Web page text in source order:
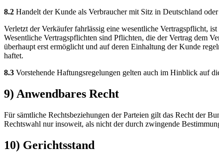
8.2 Handelt der Kunde als Verbraucher mit Sitz in Deutschland
Verletzt der Verkäufer fahrlässig eine wesentliche Vertragspflicht,
Wesentliche Vertragspflichten sind Pflichten, die der Vertrag dem
überhaupt erst ermöglicht und auf deren Einhaltung der Kunde
haftet.
8.3 Vorstehende Haftungsregelungen gelten auch im Hinblick auf
9) Anwendbares Recht
Für sämtliche Rechtsbeziehungen der Parteien gilt das Recht der
Rechtswahl nur insoweit, als nicht der durch zwingende
10) Gerichtsstand